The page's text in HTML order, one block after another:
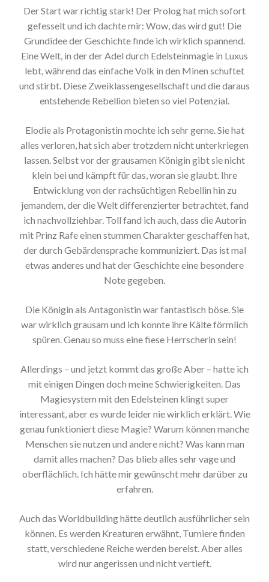
Der Start war richtig stark! Der Prolog hat mich sofort
gefesselt und ich dachte mir: Wow, das wird gut! Die
Grundidee der Geschichte finde ich wirklich spannend.
Eine Welt, in der der Adel durch Edelsteinmagie in Luxus
lebt, während das einfache Volk in den Minen schuftet
und stirbt. Diese Zweiklassengesellschaft und die daraus
entstehende Rebellion bieten so viel Potenzial.
Elodie als Protagonistin mochte ich sehr gerne. Sie hat
alles verloren, hat sich aber trotzdem nicht unterkriegen
lassen. Selbst vor der grausamen Königin gibt sie nicht
klein bei und kämpft für das, woran sie glaubt. Ihre
Entwicklung von der rachsüchtigen Rebellin hin zu
jemandem, der die Welt differenzierter betrachtet, fand
ich nachvollziehbar. Toll fand ich auch, dass die Autorin
mit Prinz Rafe einen stummen Charakter geschaffen hat,
der durch Gebärdensprache kommuniziert. Das ist mal
etwas anderes und hat der Geschichte eine besondere
Note gegeben.
Die Königin als Antagonistin war fantastisch böse. Sie
war wirklich grausam und ich konnte ihre Kälte förmlich
spüren. Genau so muss eine fiese Herrscherin sein!
Allerdings – und jetzt kommt das große Aber – hatte ich
mit einigen Dingen doch meine Schwierigkeiten. Das
Magiesystem mit den Edelsteinen klingt super
interessant, aber es wurde leider nie wirklich erklärt. Wie
genau funktioniert diese Magie? Warum können manche
Menschen sie nutzen und andere nicht? Was kann man
damit alles machen? Das blieb alles sehr vage und
oberflächlich. Ich hätte mir gewünscht mehr darüber zu
erfahren.
Auch das Worldbuilding hätte deutlich ausführlicher sein
können. Es werden Kreaturen erwähnt, Turniere finden
statt, verschiedene Reiche werden bereist. Aber alles
wird nur angerissen und nicht vertieft.